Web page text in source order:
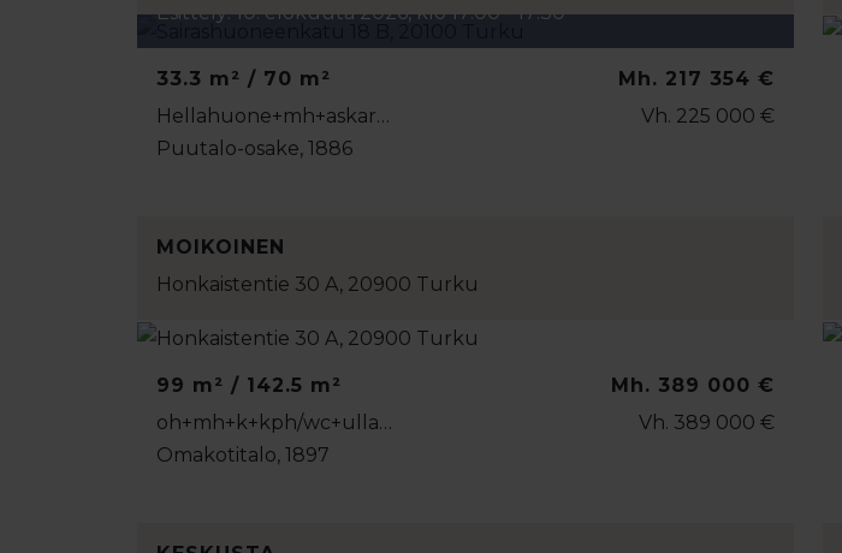
Esittely: 10. elokuuta 2026, klo 17:00 - 17:30
33.3 m² / 70 m²
Hellahuone+mh+askar…
Puutalo-osake, 1886
Mh. 217 354 €
Vh. 225 000 €
MOIKOINEN
Honkaistentie 30 A, 20900 Turku
99 m² / 142.5 m²
oh+mh+k+kph/wc+ulla…
Omakotitalo, 1897
Mh. 389 000 €
Vh. 389 000 €